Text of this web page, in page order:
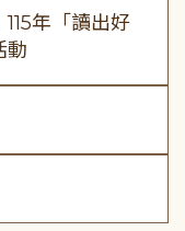
115年「讀出好
動